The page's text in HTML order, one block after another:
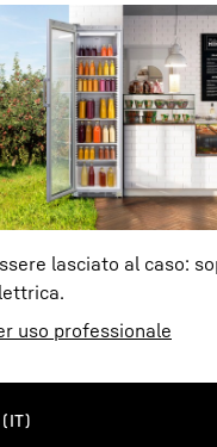
lasciato al caso:
uso professionale